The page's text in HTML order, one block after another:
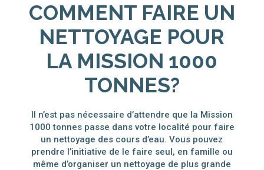
COMMENT FAIRE UN
NETTOYAGE POUR
LA MISSION 1000
TONNES?
Il n’est pas nécessaire d’attendre que la Mission
1000 tonnes passe dans votre localité pour faire
un nettoyage des cours d’eau. Vous pouvez
prendre l’initiative de le faire seul, en famille ou
même d’organiser un nettoyage de plus grande